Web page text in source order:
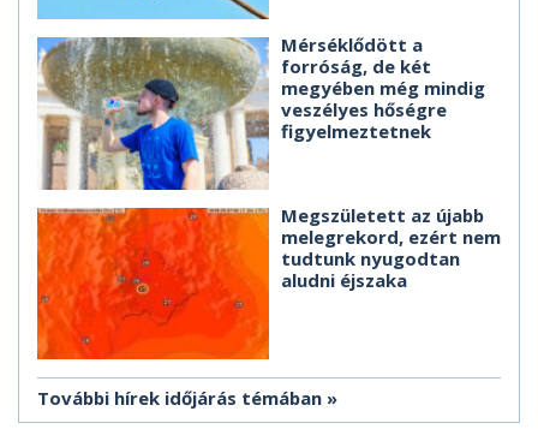
Mérséklődött a
forróság, de két
megyében még mindig
veszélyes hőségre
figyelmeztetnek
Megszületett az újabb
melegrekord, ezért nem
tudtunk nyugodtan
aludni éjszaka
További hírek időjárás témában